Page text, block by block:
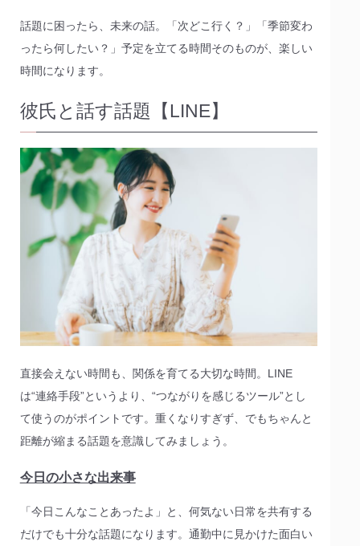
話題に困ったら、未来の話。「次どこ行く？」「季節変わ
ったら何したい？」予定を立てる時間そのものが、楽しい
時間になります。
彼氏と話す話題【LINE】
直接会えない時間も、関係を育てる大切な時間。LINE
は“連絡手段”というより、“つながりを感じるツール”とし
て使うのがポイントです。重くなりすぎず、でもちゃんと
距離が縮まる話題を意識してみましょう。
今日の小さな出来事
「今日こんなことあったよ」と、何気ない日常を共有する
だけでも十分な話題になります。通勤中に見かけた面白い